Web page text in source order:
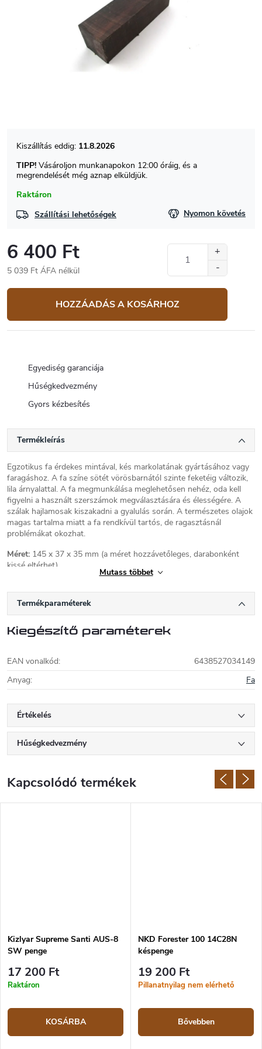
Raktáron
11.8.2026
TIPP! Vásároljon munkanapokon 12:00 óráig, és a
megrendelését még aznap elküldjük.
Szállítási lehetőségek Nyomon követés
6 400 Ft
5 039 Ft ÁFA nélkül
HOZZÁADÁS A KOSÁRHOZ
Egyediség garanciája
Hűségkedvezmény
Gyors kézbesítés
Termékleírás
Egzotikus fa érdekes mintával, kés markolatának gyártásához vagy
faragáshoz. A fa színe sötét vörösbarnától szinte feketéig változik,
lila árnyalattal. A fa megmunkálása meglehetősen nehéz, oda kell
figyelni a használt szerszámok megválasztására és élességére. A
szálak hajlamosak kiszakadni a gyalulás során. A természetes olajok
magas tartalma miatt a fa rendkívül tartós, de ragasztásnál
problémákat okozhat.
Méret: 145 x 37 x 35 mm (a méret hozzávetőleges, darabonként
kissé eltérhet)
fotója, kérjük, vegye fel velünk a kapcsolatot.
Mutass többet
Termékparaméterek
Kiegészítő paraméterek
EAN vonalkód:
6438527034149
Anyag: Fa
Értékelés
Hűségkedvezmény
Kapcsolódó termékek
Kizlyar Supreme Santi AUS-8
SW penge
17 200 Ft
Raktáron
KOSÁRBA
NKD Forester 100 14C28N
késpenge
19 200 Ft
Pillanatnyilag nem elérhető
Bővebben